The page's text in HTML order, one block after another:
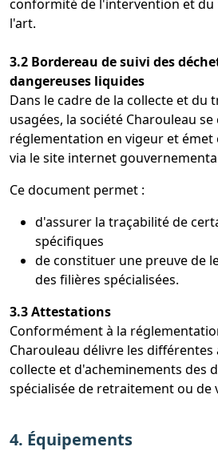
conformité de l'intervention et du
l'art.
3.2 Bordereau de suivi des
dangereuses liquides
Dans le cadre de la collecte et du
usagées, la société Charouleau
réglementation en vigeur et émet
via le site internet
Ce document permet :
d'assurer la traçabilité de
spécifiques
de constituer une preuve de
des filières spécialisées.
3.3 Attestations
Conformément à la
Charouleau délivre les
collecte et d'acheminements des
spécialisée de retraitement ou de
4. Équipements